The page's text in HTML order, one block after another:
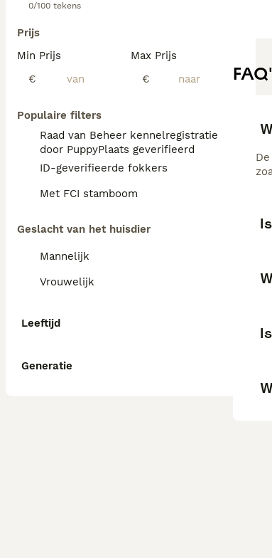
0/100 tekens
Prijs
Min Prijs
€
Max Prijs
€
Populaire filters
Raad van Beheer kennelregistratie
door PuppyPlaats geverifieerd
ID-geverifieerde fokkers
Met FCI stamboom
Geslacht van het huisdier
Mannelijk
Vrouwelijk
Leeftijd
Generatie